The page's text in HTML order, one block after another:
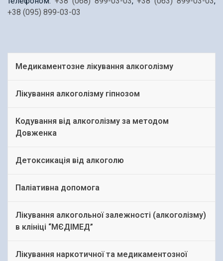
+38 (095) 899-03-03
Медикаментозне лікування алкоголізму
Лікування алкоголізму гіпнозом
Кодування від алкоголізму за методом
Довженка
Детоксикація від алкоголю
Паліативна допомога
Лікування алкогольної залежності (алкоголізму)
в клініці “МЄДІМЕД”
Лікування наркотичної та медикаментозної